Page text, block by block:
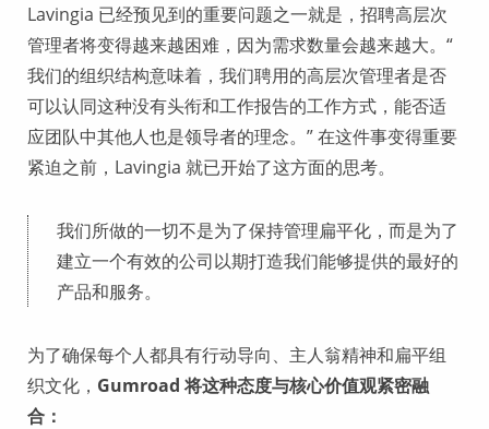
Lavingia 已经预见到的重要问题之一就是，招聘高层次
管理者将变得越来越困难，因为需求数量会越来越大。“
我们的组织结构意味着，我们聘用的高层次管理者是否
可以认同这种没有头衔和工作报告的工作方式，能否适
应团队中其他人也是领导者的理念。” 在这件事变得重要
紧迫之前，Lavingia 就已开始了这方面的思考。
我们所做的一切不是为了保持管理扁平化，而是为了
建立一个有效的公司以期打造我们能够提供的最好的
产品和服务。
为了确保每个人都具有行动导向、主人翁精神和扁平组
织文化， Gumroad 将这种态度与核心价值观紧密融
合：